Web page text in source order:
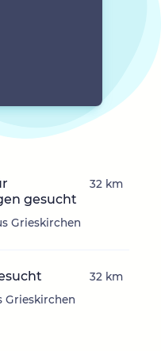
gesucht
Grieskirchen
32 km
Grieskirchen
32 km